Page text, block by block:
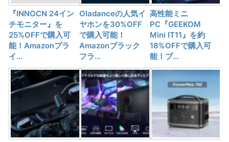
『INNOCN 24イン
チモニター』を
25%OFFで購入可
能！Amazonプラ
イ…
Oladanceの人気イ
ヤホンを30%OFF
で購入可能！
Amazonブラック
フラ…
高性能ミニ
PC『GEEKOM
Mini IT11』を約
18%OFFで購入可
能！ブ…